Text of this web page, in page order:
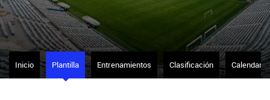
Inicio Plantilla Entrenamientos Clasificación Calendario